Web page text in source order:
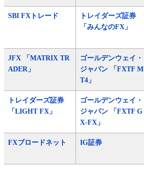
SBI FXトレード
トレイダーズ証券
「みんなのFX」
JFX 「MATRIX TR
ADER」
ゴールデンウェイ・
ジャパン 「FXTF M
T4」
トレイダーズ証券
「LIGHT FX」
ゴールデンウェイ・
ジャパン 「FXTF G
X-FX」
FXブロードネット IG証券